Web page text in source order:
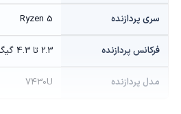
سری پردازنده Ryzen 5
فرکانس پردازنده 2.3 تا 4.3 گیگاهرتز
مدل پردازنده 7430U